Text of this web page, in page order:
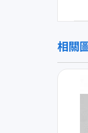
相關